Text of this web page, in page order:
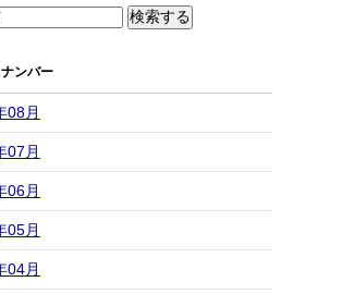
ンバー
08月
07月
06月
05月
04月